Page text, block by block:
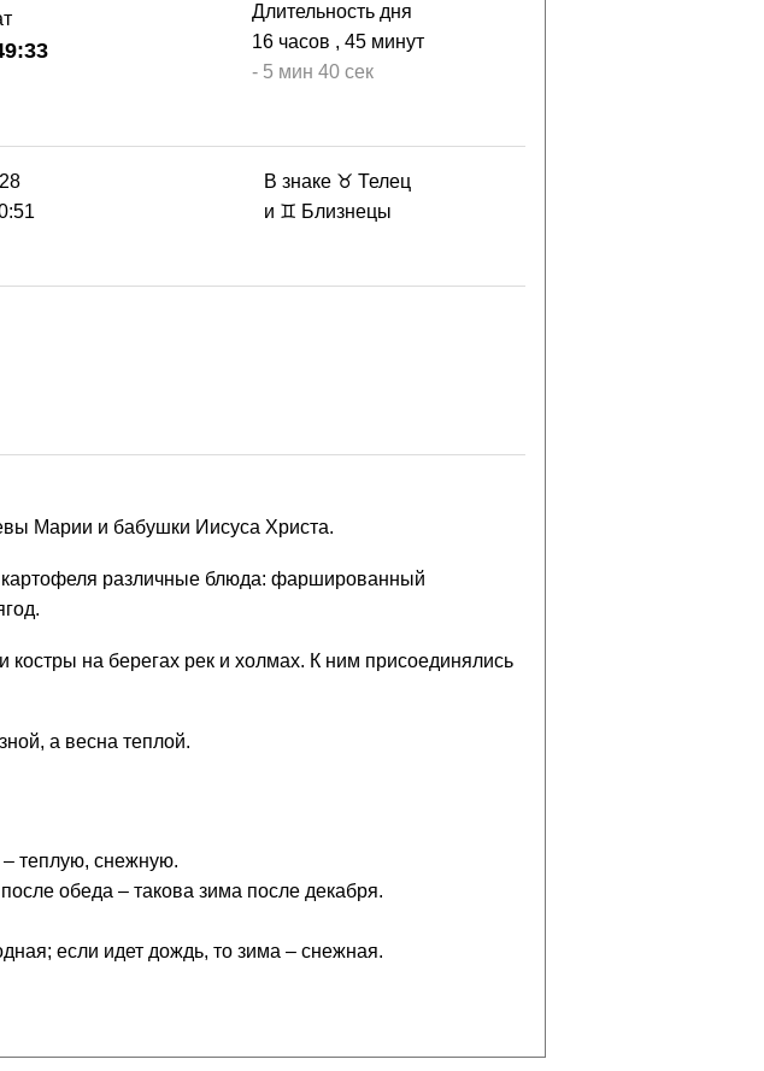
Длительность дня
16 часов , 45 минут
- 5 мин 40 сек
В знаке ♉ Телец
и ♊ Близнецы
Марии и бабушки Иисуса Христа.
картофеля различные блюда: фаршированный
костры на берегах рек и холмах. К ним присоединялись
а весна теплой.
теплую, снежную.
обеда – такова зима после декабря.
если идет дождь, то зима – снежная.